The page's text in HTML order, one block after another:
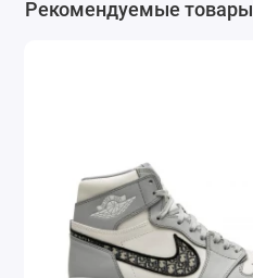
Рекомендуемые товары